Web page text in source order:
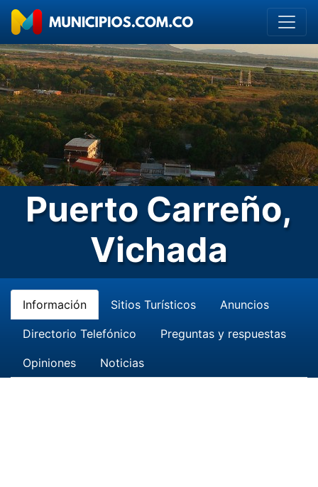
Puerto Carreño,
Vichada
Información Sitios Turísticos Anuncios
Directorio Telefónico Preguntas y respuestas
Opiniones Noticias